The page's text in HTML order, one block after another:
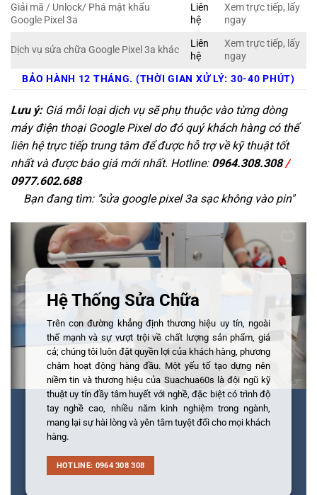
Giải mã / Unlock/ Phá mật khẩu
Google Pixel 3a
Liên
hệ
Xem trực tiếp, lấy
ngay
Dịch vụ sửa chữa Google Pixel 3a khác
Liên
hệ
Xem trực tiếp, lấy
ngay
BẢO HÀNH 12 THÁNG. (THỜI GIAN XỬ LÝ: 30-40 PHÚT)
Lưu ý:Giá mỗi loại dịch vụ sẽ phụ thuộc vào từng dòng
máy điện thoại Google Pixel do đó quý khách hàng có thể
liên hệ trực tiếp trung tâm để được hỗ trợ về kỹ thuật tốt
nhất và được báo giá mới nhất. Hotline: 0964.308.308/
0977.602.688
Bạn đang tìm: "sửa google pixel 3a sạc không vào pin"
Hệ Thống Sửa Chữa
Trên con đường khẳng định thương hiệu uy tín, ngoài
thế mạnh và sự vượt trội về chất lượng sản phẩm, giá
cả; chúng tôi luôn đặt quyền lợi của khách hàng, phương
châm hoạt động hàng đầu. Một yếu tố tạo dựng nên
niềm tin và thương hiệu của Suachua60s là đội ngũ kỹ
thuật uy tín đầy tâm huyết với nghề, đặc biệt có trình độ
tay nghề cao, nhiều năm kinh nghiệm trong ngành,
mang lại sự hài lòng và yên tâm tuyệt đối cho mọi khách
hàng.
HOTLINE: 0964 308 308